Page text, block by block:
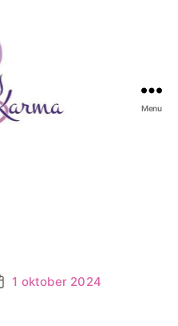
Menu
1 oktober 2024